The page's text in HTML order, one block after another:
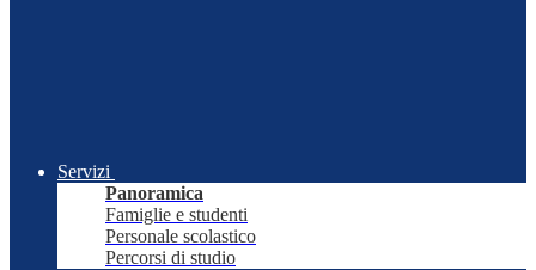
Servizi
Panoramica
Famiglie e studenti
Personale scolastico
Percorsi di studio